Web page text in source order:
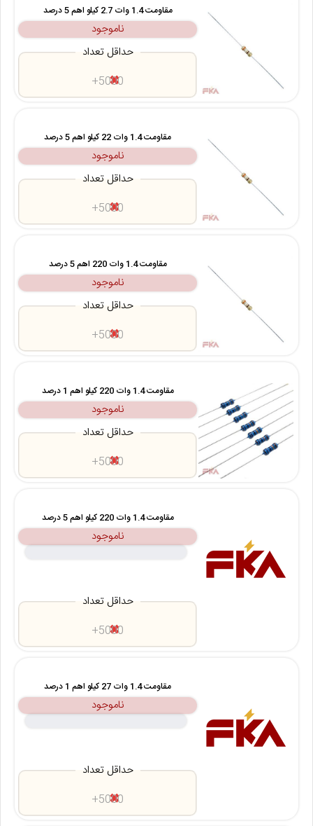
مقاومت 1.4 وات 2.7 کیلو اهم 5 درصد
ناموجود
حداقل تعداد
5000+
مقاومت 1.4 وات 22 کیلو اهم 5 درصد
ناموجود
حداقل تعداد
5000+
مقاومت 1.4 وات 220 اهم 5 درصد
ناموجود
حداقل تعداد
5000+
مقاومت 1.4 وات 220 کیلو اهم 1 درصد
ناموجود
حداقل تعداد
5000+
مقاومت 1.4 وات 220 کیلو اهم 5 درصد
ناموجود
حداقل تعداد
5000+
مقاومت 1.4 وات 27 کیلو اهم 1 درصد
ناموجود
حداقل تعداد
5000+